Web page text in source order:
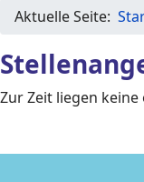
Aktuelle Seite:
Zur Zeit liegen keine